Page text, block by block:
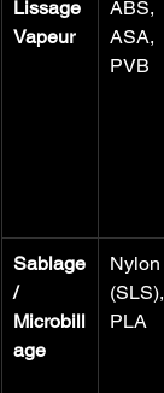
Lissage
Vapeur
ABS,
ASA,
PVB
Sablage
/
Microbill
age
Nylon
(SLS),
PLA